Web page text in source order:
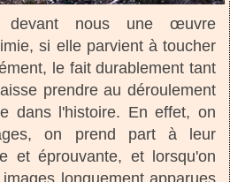
devant nous une œuvre
si elle parvient à toucher
le fait durablement tant
prendre au déroulement
dans l'histoire. En effet, on
on prend part à leur
et éprouvante, et lorsqu'on
longuement apparues